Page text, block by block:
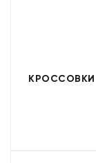
КРОССОВКИ